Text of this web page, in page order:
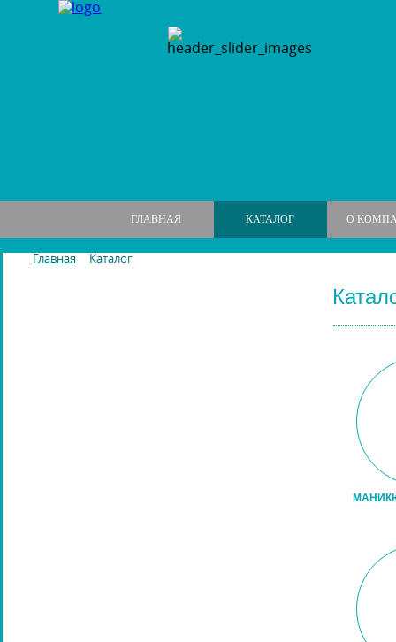
ГЛАВНАЯ КАТАЛОГ О
Главная Каталог